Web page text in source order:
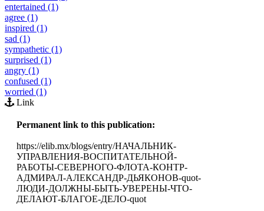
entertained (1)
agree (1)
inspired (1)
sad (1)
sympathetic (1)
surprised (1)
angry (1)
confused (1)
worried (1)
Link
Permanent link to this publication:
https://elib.mx/blogs/entry/НАЧАЛЬНИК-
УПРАВЛЕНИЯ-ВОСПИТАТЕЛЬНОЙ-
РАБОТЫ-СЕВЕРНОГО-ФЛОТА-КОНТР-
АДМИРАЛ-АЛЕКСАНДР-ДЬЯКОНОВ-quot-
ЛЮДИ-ДОЛЖНЫ-БЫТЬ-УВЕРЕНЫ-ЧТО-
ДЕЛАЮТ-БЛАГОЕ-ДЕЛО-quot